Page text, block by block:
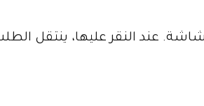
عند النقر عليها، ينتقل